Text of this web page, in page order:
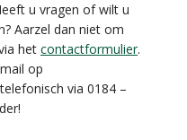
u vragen of wilt u
Aarzel dan niet om
het contactformulier.
op
via 0184 –